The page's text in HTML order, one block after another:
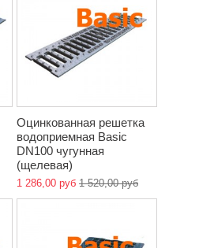
Оцинкованная решетка
водоприемная Basic
DN100 чугунная
(щелевая)
1 286,00 руб 1 520,00 руб